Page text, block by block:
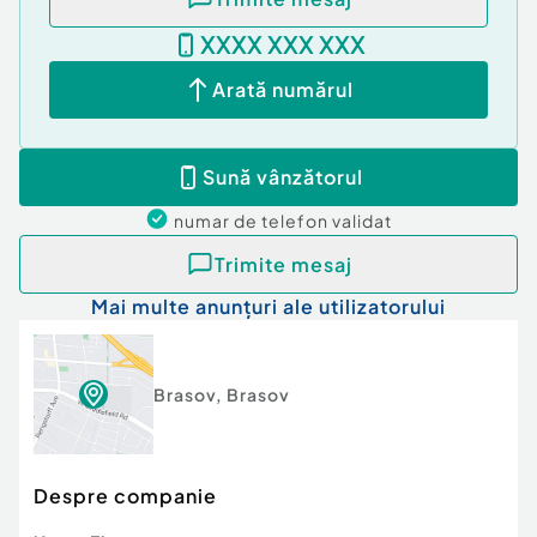
XXXX XXX XXX
Arată numărul
Sună vânzătorul
numar de telefon validat
Trimite mesaj
Mai multe anunțuri ale utilizatorului
Brasov, Brasov
Despre companie